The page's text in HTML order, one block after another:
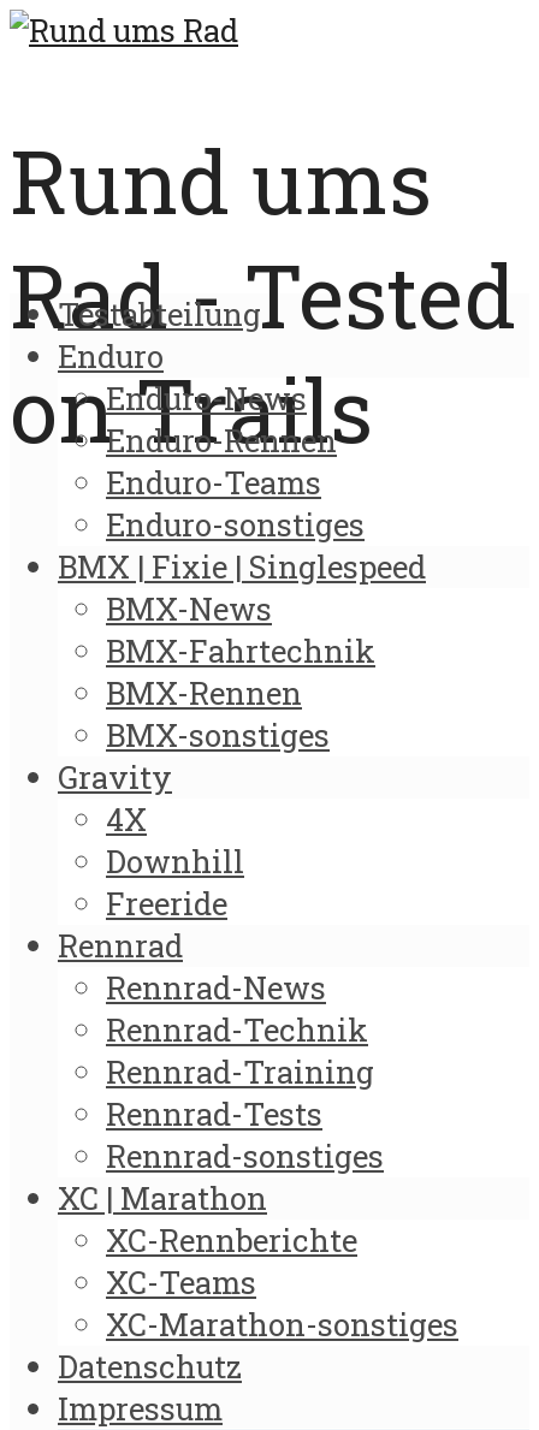
Rund ums
Rad - Tested
on Trails
Testabteilung
Enduro
Enduro-News
Enduro-Rennen
Enduro-Teams
Enduro-sonstiges
BMX | Fixie | Singlespeed
BMX-News
BMX-Fahrtechnik
BMX-Rennen
BMX-sonstiges
Gravity
4X
Downhill
Freeride
Rennrad
Rennrad-News
Rennrad-Technik
Rennrad-Training
Rennrad-Tests
Rennrad-sonstiges
XC | Marathon
XC-Rennberichte
XC-Teams
XC-Marathon-sonstiges
Datenschutz
Impressum